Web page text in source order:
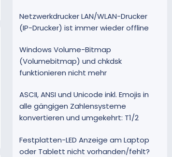
Netzwerkdrucker LAN/WLAN-Drucker
(IP-Drucker) ist immer wieder offline
Windows Volume-Bitmap
(Volumebitmap) und chkdsk
funktionieren nicht mehr
ASCII, ANSI und Unicode inkl. Emojis in
alle gängigen Zahlensysteme
konvertieren und umgekehrt: T1/2
Festplatten-LED Anzeige am Laptop
oder Tablett nicht vorhanden/fehlt?